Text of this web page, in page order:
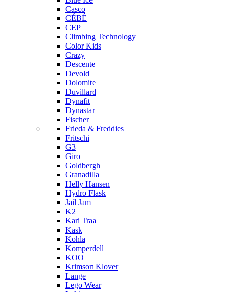
Casco
CÉBÉ
CEP
Climbing Technology
Color Kids
Crazy
Descente
Devold
Dolomite
Duvillard
Dynafit
Dynastar
Fischer
Frieda & Freddies
Fritschi
G3
Giro
Goldbergh
Granadilla
Helly Hansen
Hydro Flask
Jail Jam
K2
Kari Traa
Kask
Kohla
Komperdell
KOO
Krimson Klover
Lange
Lego Wear